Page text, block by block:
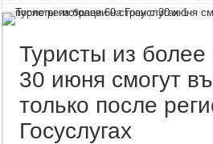
Туристы из более
30 июня смогут
только после
Госуслугах